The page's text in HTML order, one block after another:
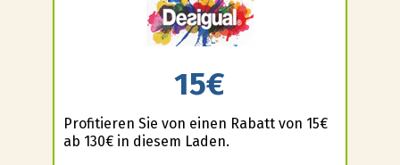
15€
Profitieren Sie von einen Rabatt von 15€
ab 130€ in diesem Laden.